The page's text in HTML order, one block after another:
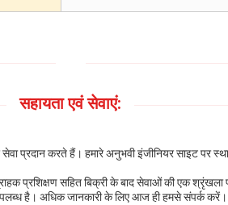
सहायता एवं सेवाएं:
प्रदान करते हैं। हमारे अनुभवी इंजीनियर साइट पर
प्रशिक्षण सहित बिक्री के बाद सेवाओं की एक श्रृंखला
है। अधिक जानकारी के लिए आज ही हमसे संपर्क करें।